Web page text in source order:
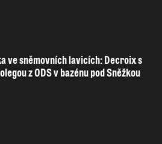
ve sněmovních lavicích: Decroix s
z ODS v bazénu pod Sněžkou